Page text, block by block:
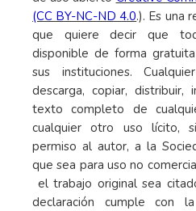
(CC BY-NC-ND 4.0.). Es una
que quiere decir que
disponible de forma
sus instituciones.
descarga, copiar, distribuir,
texto completo de
cualquier otro uso lícito,
permiso al autor, a la
que sea para uso no
el trabajo original sea
declaración cumple con